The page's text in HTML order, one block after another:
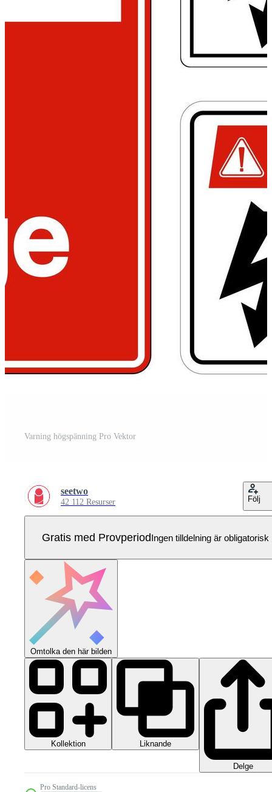
Varning högspänning Pro Vektor
seetwo
42 112 Resurser Följ
Gratis med ProvperiodIngen tilldelning är obligatorisk
Omtolka den här bilden
Kollektion Liknande
Delge
Pro Standard-licens